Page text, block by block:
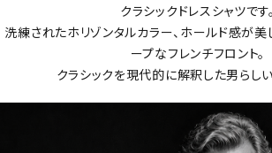
クラシックドレスシャツです。
洗練されたホリゾンタルカラー、ホールド感が美
ープなフレンチフロント。
クラシックを現代的に解釈した男らしい